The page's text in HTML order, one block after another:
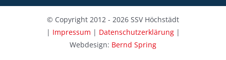
© Copyright 2012 - 2026 SSV Höchstädt
| Impressum | Datenschutzerklärung|
Webdesign: Bernd Spring